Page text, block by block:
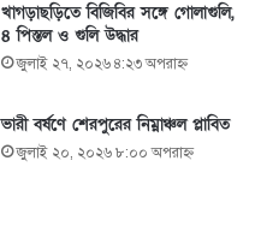
খাগড়াছড়িতে বিজিবির সঙ্গে গোলাগুলি,
৪ পিস্তল ও গুলি উদ্ধার
জুলাই ২৭, ২০২৬ ৪:২৩ অপরাহ্ণ
ভারী বর্ষণে শেরপুরের নিম্নাঞ্চল প্লাবিত
জুলাই ২০, ২০২৬ ৮:০০ অপরাহ্ণ